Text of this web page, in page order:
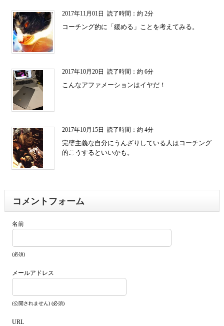
2017年11月01日 読了時間：約 2分
コーチング的に「緩める」ことを考えてみる。
2017年10月20日 読了時間：約 6分
こんなアファメーションはイヤだ！
2017年10月15日 読了時間：約 4分
完璧主義な自分にうんざりしている人はコーチング
的こうするといいかも。
コメントフォーム
名前
(必須)
メールアドレス
(公開されません) (必須)
URL